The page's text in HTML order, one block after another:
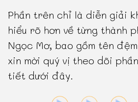
Phần trên chỉ là diễn giải
hiểu rõ hơn về từng thành
Ngọc Mơ, bao gồm tên
xin mời quý vị theo dõi
tiết dưới đây.